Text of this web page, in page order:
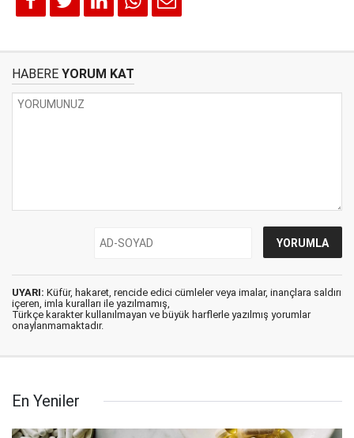
HABERE YORUM KAT
UYARI: Küfür, hakaret, rencide edici cümleler veya imalar, inançlara saldırı
içeren, imla kuralları ile yazılmamış,
Türkçe karakter kullanılmayan ve büyük harflerle yazılmış yorumlar
onaylanmamaktadır.
En Yeniler